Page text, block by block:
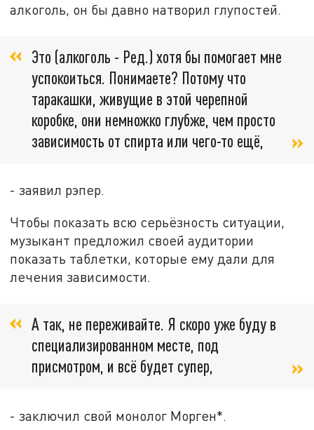
алкоголь, он бы давно натворил глупостей.
Это (алкоголь - Ред.) хотя бы помогает мне
успокоиться. Понимаете? Потому что
таракашки, живущие в этой черепной
коробке, они немножко глубже, чем просто
зависимость от спирта или чего-то ещё,
- заявил рэпер.
Чтобы показать всю серьёзность ситуации,
музыкант предложил своей аудитории
показать таблетки, которые ему дали для
лечения зависимости.
А так, не переживайте. Я скоро уже буду в
специализированном месте, под
присмотром, и всё будет супер,
- заключил свой монолог Морген*.